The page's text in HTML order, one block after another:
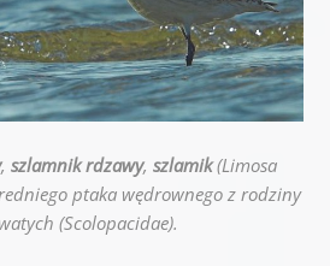
, szlamnik rdzawy, szlamik(Limosa
ptaka wędrownego z rodziny
(Scolopacidae).